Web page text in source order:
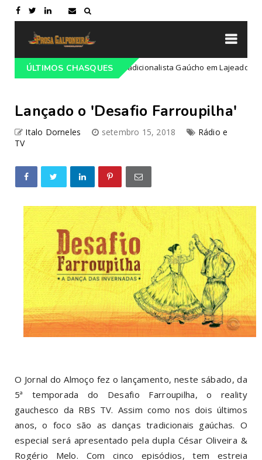
ÚLTIMOS CHASQUES
do 68º Congresso Tradicionalista Gaúcho em Lajeado-RS
Lançado o 'Desafio Farroupilha'
Italo Dorneles setembro 15, 2018
Rádio e
TV
O Jornal do Almoço fez o lançamento, neste sábado, da
5ª temporada do Desafio Farroupilha, o reality
gauchesco da RBS TV. Assim como nos dois últimos
anos, o foco são as danças tradicionais gaúchas. O
especial será apresentado pela dupla César Oliveira &
Rogério Melo. Com cinco episódios, tem estreia